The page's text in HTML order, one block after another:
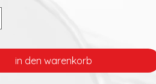
in den warenkorb